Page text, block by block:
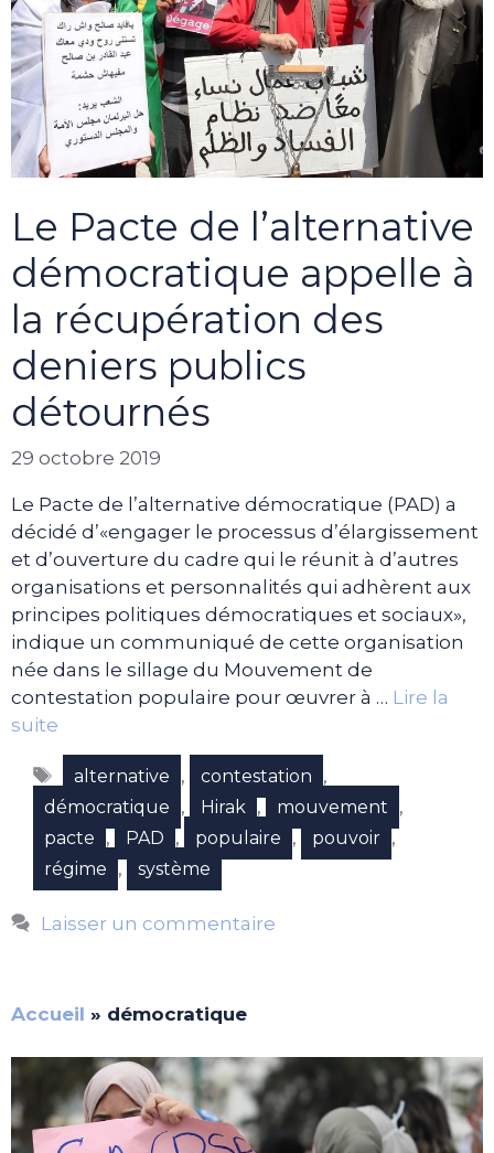
Le Pacte de l’alternative
démocratique appelle à
la récupération des
deniers publics
détournés
29 octobre 2019
Le Pacte de l’alternative démocratique (PAD) a
décidé d’«engager le processus d’élargissement
et d’ouverture du cadre qui le réunit à d’autres
organisations et personnalités qui adhèrent aux
principes politiques démocratiques et sociaux»,
indique un communiqué de cette organisation
née dans le sillage du Mouvement de
contestation populaire pour œuvrer à … Lire la
suite
Étiquettes
alternative , contestation ,
démocratique , Hirak , mouvement ,
pacte , PAD , populaire , pouvoir ,
régime , système
Laisser un commentaire
Accueil » démocratique